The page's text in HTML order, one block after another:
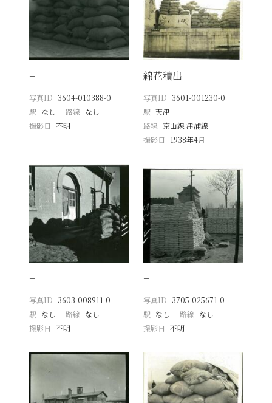
−
写真ID 3604-010388-0
駅 なし 路線 なし
撮影日
不明
綿花積出
写真ID 3601-001230-0
駅 天津
路線 京山線 津浦線
撮影日
1938年4月
−
写真ID 3603-008911-0
駅 なし 路線 なし
撮影日
不明
−
写真ID 3705-025671-0
駅 なし 路線 なし
撮影日 不明